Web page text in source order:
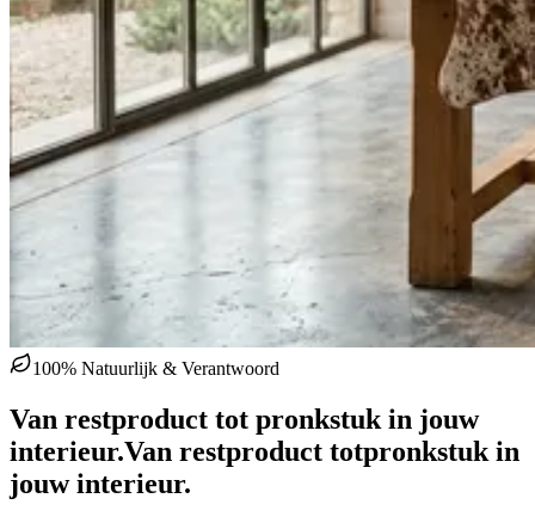
100% Natuurlijk & Verantwoord
Van restproduct tot pronkstuk in jouw
interieur.Van restproduct totpronkstuk in
jouw interieur.